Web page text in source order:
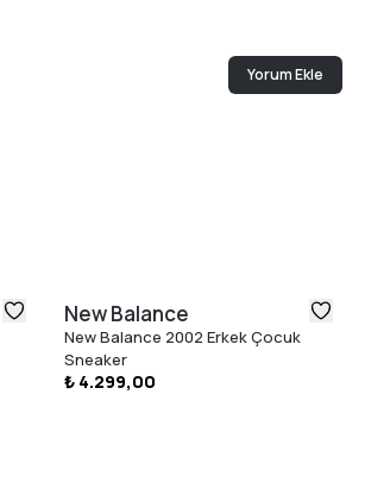
Yorum Ekle
New Balance
New Balance 2002 Erkek Çocuk
Sneaker
₺ 4.299,00